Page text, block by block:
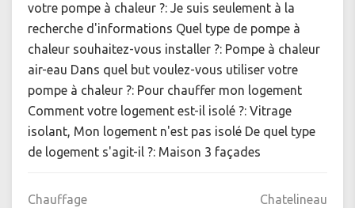
votre pompe à chaleur ?: Je suis seulement à la
recherche d'informations Quel type de pompe à
chaleur souhaitez-vous installer ?: Pompe à chaleur
air-eau Dans quel but voulez-vous utiliser votre
pompe à chaleur ?: Pour chauffer mon logement
Comment votre logement est-il isolé ?: Vitrage
isolant, Mon logement n'est pas isolé De quel type
de logement s'agit-il ?: Maison 3 façades
Chauffage Chatelineau